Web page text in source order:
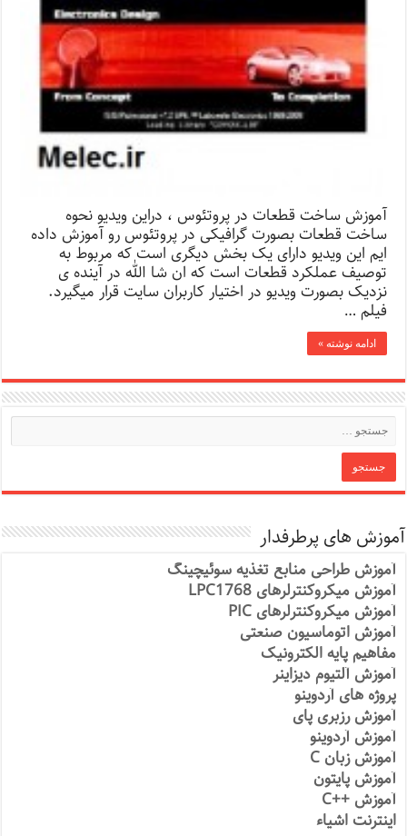
آموزش ساخت قطعات در پروتئوس ، دراین ویدیو نحوه
ساخت قطعات بصورت گرافیکی در پروتئوس رو آموزش داده
ایم این ویدیو دارای یک بخش دیگری است که مربوط به
توصیف عملکرد قطعات است که ان شا الله در آینده ی
نزدیک بصورت ویدیو در اختیار کاربران سایت قرار میگیرد.
فیلم …
ادامه نوشته »
آموزش های پرطرفدار
آموزش طراحی منابع تغذیه سوئیچینگ
آموزش میکروکنترلرهای LPC1768
آموزش میکروکنترلرهای PIC
آموزش اتوماسیون صنعتی
مفاهیم پایه الکترونیک
آموزش آلتیوم دیزاینر
پروژه های آردوینو
آموزش رزبری پای
آموزش آردوینو
آموزش زبان C
آموزش پایتون
آموزش ++C
اینترنت اشیاء